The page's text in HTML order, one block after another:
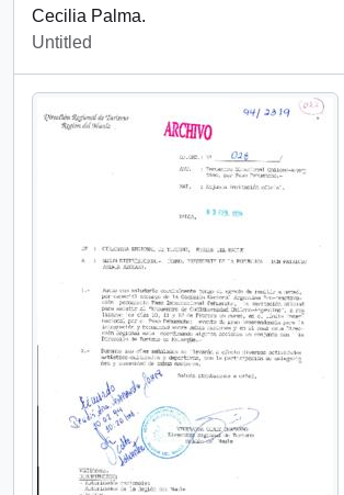
Cecilia Palma.
Untitled